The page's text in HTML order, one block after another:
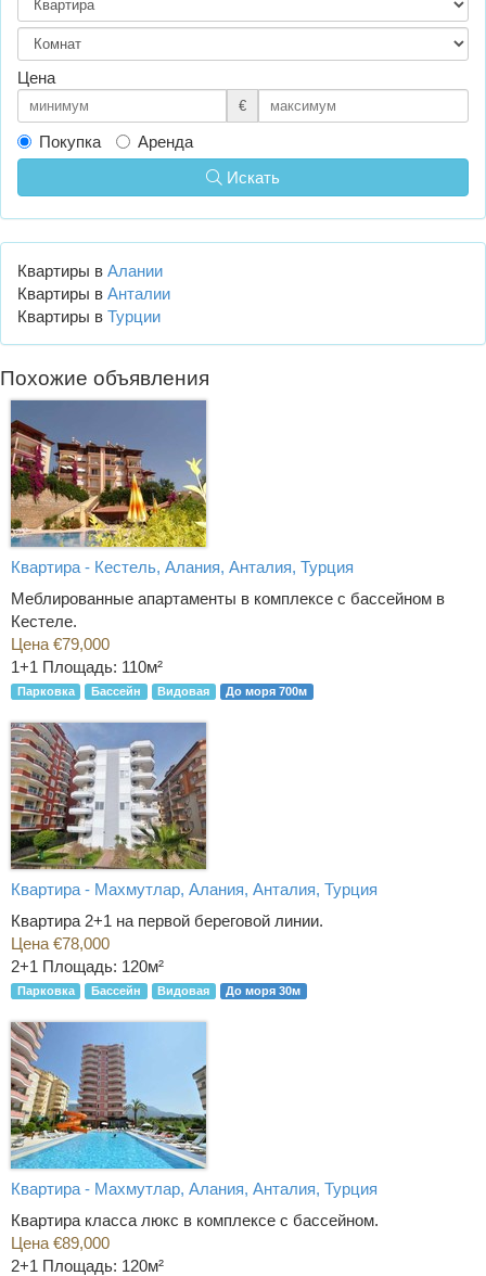
Цена
€
Покупка
Аренда
Искать
Квартиры в Алании
Квартиры в Анталии
Квартиры в Турции
Похожие объявления
Квартира - Кестель, Алания, Анталия, Турция
Меблированные апартаменты в комплексе с бассейном в
Кестеле.
Цена €79,000
1+1 Площадь: 110м²
Парковка Бассейн Видовая До моря 700м
Квартира - Махмутлар, Алания, Анталия, Турция
Квартира 2+1 на первой береговой линии.
Цена €78,000
2+1 Площадь: 120м²
Парковка Бассейн Видовая До моря 30м
Квартира - Махмутлар, Алания, Анталия, Турция
Квартира класса люкс в комплексе с бассейном.
Цена €89,000
2+1 Площадь: 120м²